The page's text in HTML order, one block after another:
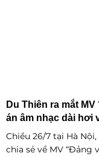
Du Thiên ra mắt
án âm nhạc dài hơi
Chiều 26/7 tại Hà
chia sẻ về MV “Đảng